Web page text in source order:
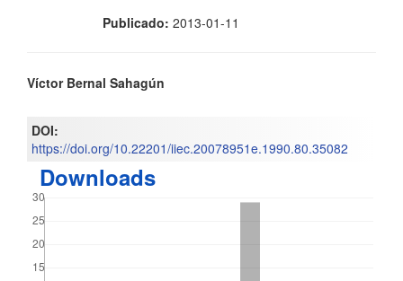
Publicado: 2013-01-11
Contenido
principal
del
artículo
Víctor Bernal Sahagún
DOI:
https://doi.org/10.22201/iiec.20078951e.1990.80.35082
Downloads